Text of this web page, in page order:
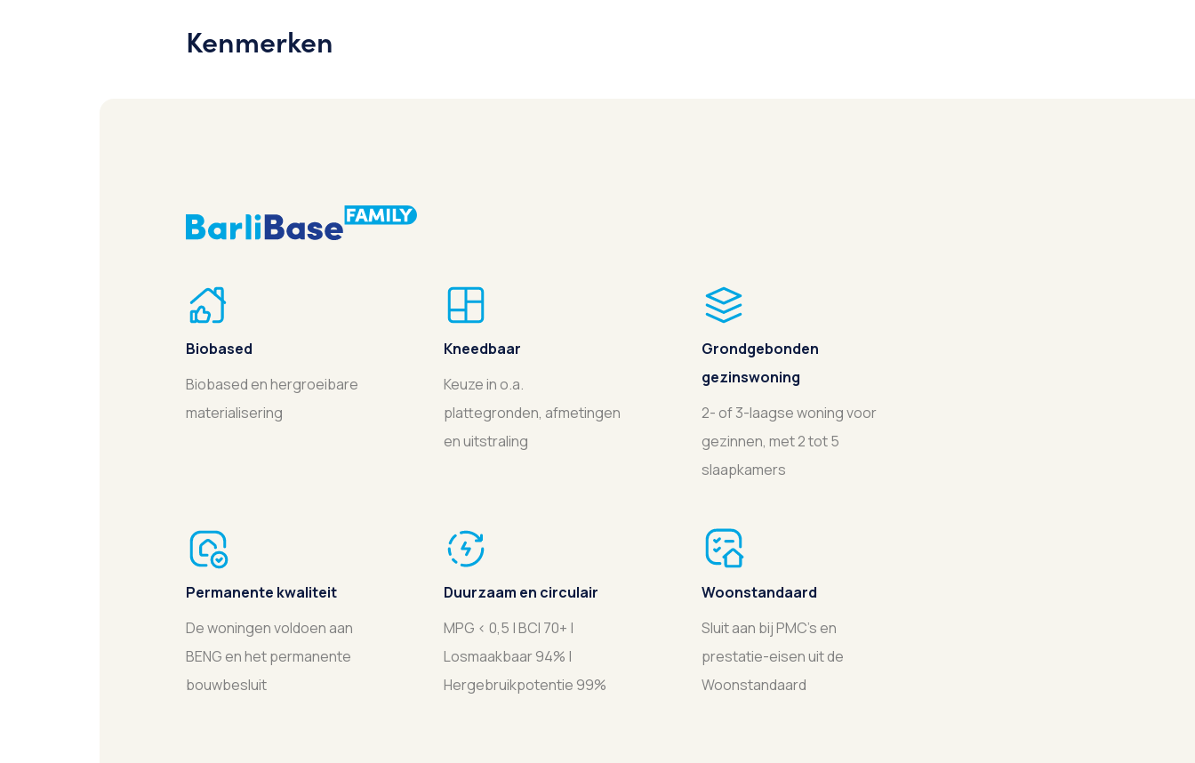
Kenmerken
Biobased
Biobased en hergroeibare
materialisering
Kneedbaar
Keuze in o.a.
plattegronden, afmetingen
en uitstraling
Grondgebonden
gezinswoning
2- of 3-laagse woning voor
gezinnen, met 2 tot 5
slaapkamers
Permanente kwaliteit
De woningen voldoen aan
BENG en het permanente
bouwbesluit
Duurzaam en circulair
MPG < 0,5 | BCI 70+ |
Losmaakbaar 94% |
Hergebruikpotentie 99%
Woonstandaard
Sluit aan bij PMC's en
prestatie-eisen uit de
Woonstandaard